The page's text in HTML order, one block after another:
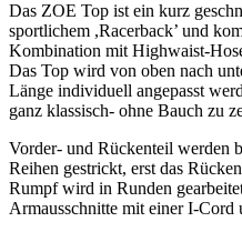
Das ZOE Top ist ein kurz
sportlichem ,Racerback’ und
Kombination mit Highwaist-
Das Top wird von oben nach
Länge individuell angepasst
ganz klassisch- ohne Bauch zu
Vorder- und Rückenteil werden
Reihen gestrickt, erst das
Rumpf wird in Runden
Armausschnitte mit einer I-Cord